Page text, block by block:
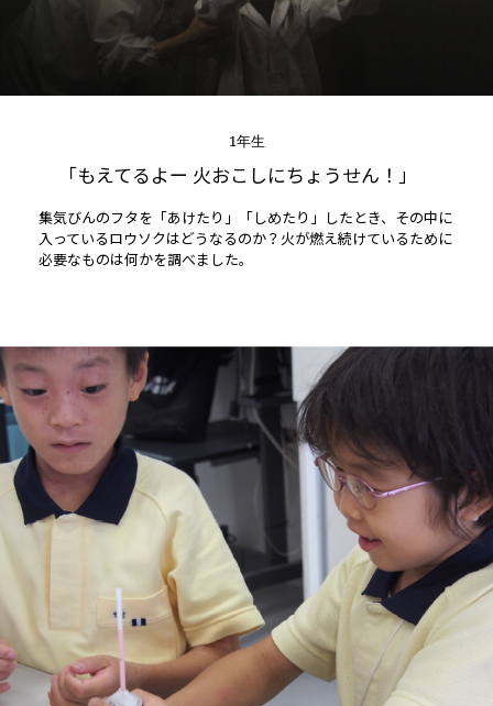
1年生
「もえてるよー 火おこしにちょうせん！」
集気びんのフタを「あけたり」「しめたり」したとき、その中に
入っているロウソクはどうなるのか？火が燃え続けているために
必要なものは何かを調べました。